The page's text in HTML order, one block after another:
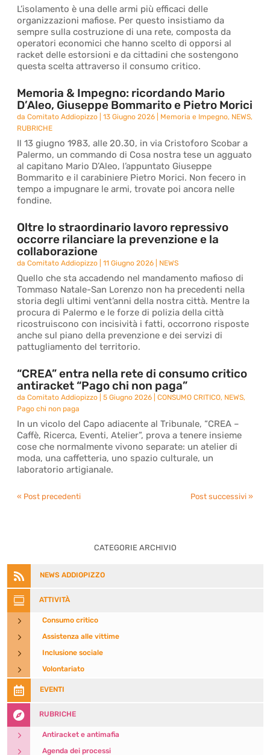
L’isolamento è una delle armi più efficaci delle
organizzazioni mafiose. Per questo insistiamo da
sempre sulla costruzione di una rete, composta da
operatori economici che hanno scelto di opporsi al
racket delle estorsioni e da cittadini che sostengono
questa scelta attraverso il consumo critico.
Memoria & Impegno: ricordando Mario
D’Aleo, Giuseppe Bommarito e Pietro Morici
daComitato Addiopizzo |13 Giugno 2026 Memoria e Impegno, NEWS,
RUBRICHE
Il 13 giugno 1983, alle 20.30, in via Cristoforo Scobar a
Palermo, un commando di Cosa nostra tese un agguato
al capitano Mario D’Aleo, l’appuntato Giuseppe
Bommarito e il carabiniere Pietro Morici. Non fecero in
tempo a impugnare le armi, trovate poi ancora nelle
fondine.
Oltre lo straordinario lavoro repressivo
occorre rilanciare la prevenzione e la
collaborazione
daComitato Addiopizzo |11 Giugno 2026 NEWS
Quello che sta accadendo nel mandamento mafioso di
Tommaso Natale-San Lorenzo non ha precedenti nella
storia degli ultimi vent’anni della nostra città. Mentre la
procura di Palermo e le forze di polizia della città
ricostruiscono con incisività i fatti, occorrono risposte
anche sul piano della prevenzione e dei servizi di
pattugliamento del territorio.
“CREA” entra nella rete di consumo critico
antiracket “Pago chi non paga”
daComitato Addiopizzo |5 Giugno 2026 |CONSUMO CRITICO, NEWS,
Pago chi non paga
In un vicolo del Capo adiacente al Tribunale, “CREA –
Caffè, Ricerca, Eventi, Atelier”, prova a tenere insieme
cose che normalmente vivono separate: un atelier di
moda, una caffetteria, uno spazio culturale, un
laboratorio artigianale.
« Post precedenti Post successivi »
CATEGORIE ARCHIVIO
 NEWS ADDIOPIZZO
 ATTIVITÀ
5 Consumo critico
5 Assistenza alle vittime
5 Inclusione sociale
5 Volontariato
 EVENTI
 RUBRICHE
5 Antiracket e antimafia
5 Agenda dei processi